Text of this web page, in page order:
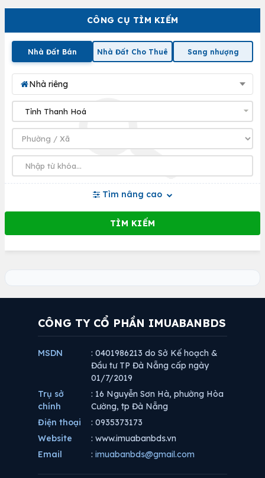
CÔNG CỤ TÌM KIẾM
Nhà Đất Bán Nhà Đất Cho Thuê Sang nhượng
Nhà riêng
Tìm nâng cao
CÔNG TY CỔ PHẦN IMUABANBDS
MSDN
: 0401986213 do Sở Kế hoạch &
Đầu tư TP Đà Nẵng cấp ngày
01/7/2019
Trụ sở
chính
: 16 Nguyễn Sơn Hà, phường Hòa
Cường, tp Đà Nẵng
Điện thoại
: 0935373173
Website
: www.imuabanbds.vn
Email
: imuabanbds@gmail.com